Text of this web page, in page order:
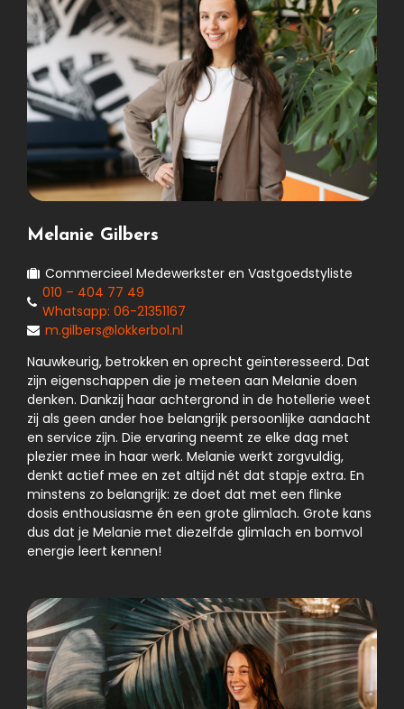
Melanie Gilbers
Commercieel Medewerkster en Vastgoedstyliste
010 – 404 77 49
Whatsapp: 06-21351167
m.gilbers@lokkerbol.nl
Nauwkeurig, betrokken en oprecht geïnteresseerd. Dat
zijn eigenschappen die je meteen aan Melanie doen
denken. Dankzij haar achtergrond in de hotellerie weet
zij als geen ander hoe belangrijk persoonlijke aandacht
en service zijn. Die ervaring neemt ze elke dag met
plezier mee in haar werk. Melanie werkt zorgvuldig,
denkt actief mee en zet altijd nét dat stapje extra. En
minstens zo belangrijk: ze doet dat met een flinke
dosis enthousiasme én een grote glimlach. Grote kans
dus dat je Melanie met diezelfde glimlach en bomvol
energie leert kennen!